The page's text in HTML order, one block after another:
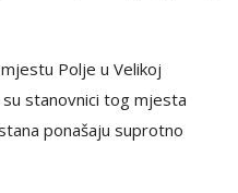
Polje u Velikoj
su stanovnici tog mjesta
ponašaju suprotno